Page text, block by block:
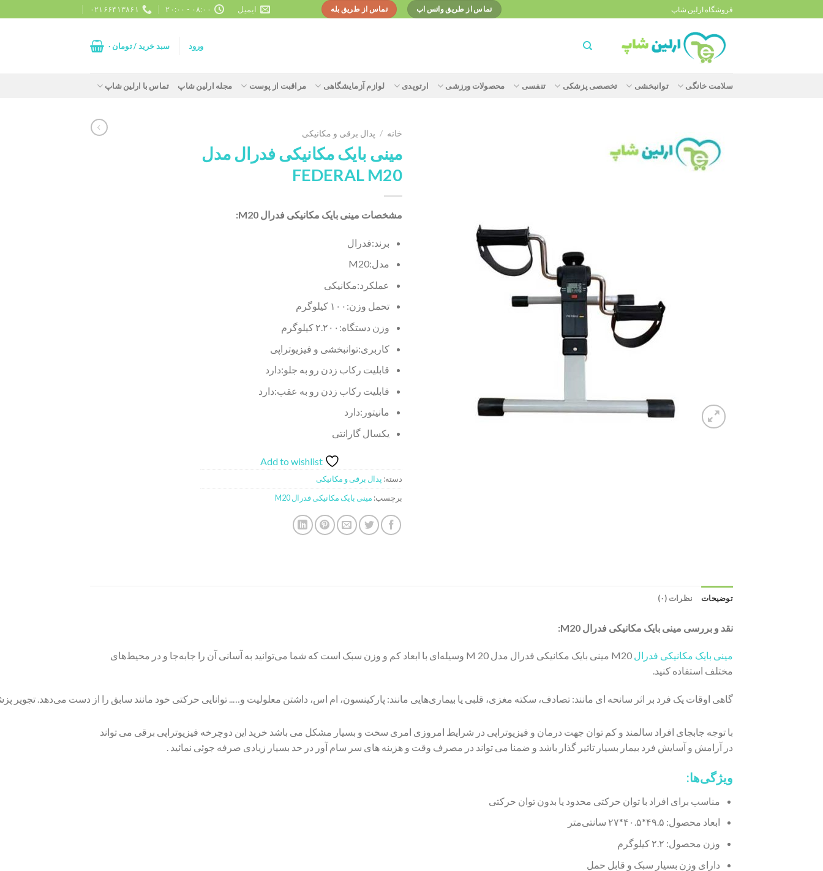
to
فروشگاه ارلین شاپ تماس از طریق واتس اپ تماس از طریق بله ایمیل ۰۸:۰۰ - ۲۰:۰۰ ۰۲۱۶۶۴۱۳۸۶۱
ورود سبد خرید /تومان ۰
سلامت خانگی توانبخشی تخصصی پزشکی تنفسی محصولات ورزشی ارتوپدی لوازم آزمایشگاهی مراقبت از پوست مجله ارلین شاپ تماس با ارلین شاپ
خانه / پدال برقی و مکانیکی
مینی بایک مکانیکی فدرال مدل
FEDERAL M20
مشخصات مینی بایک مکانیکی فدرال M20:
برند:فدرال
مدل:M20
عملکرد:مکانیکی
تحمل وزن: ۱۰۰ کیلوگرم
وزن دستگاه: ۲.۲۰۰ کیلوگرم
کاربری:توانبخشی و فیزیوتراپی
قابلیت رکاب زدن رو به جلو:دارد
قابلیت رکاب زدن رو به عقب:دارد
مانیتور:دارد
یکسال گارانتی
Add to wishlist
دسته: پدال برقی و مکانیکی
برچسب: مینی بایک مکانیکی فدرال M20
توضیحات نظرات (۰)
نقد و بررسی مینی بایک مکانیکی فدرال M20:
مینی بایک مکانیکی فدرال
M20 مینی بایک مکانیکی فدرال مدل M 20 وسیله‌ای با ابعاد کم و وزن سبک است که شما می‌توانید به آسانی آن را جابه‌جا و در محیط‌های
مختلف استفاده کنید.
گاهی اوقات یک فرد بر اثر سانحه ای مانند: تصادف، سکته مغزی، قلبی یا بیماری‌هایی مانند: پارکینسون، ام اس، داشتن معلولیت و….. توانایی حرکتی خود مانند سابق را از دست می‌دهد. تجویر
با توجه جابجای افراد سالمند و کم توان جهت درمان و فیزیوتراپی در شرایط امروزی امری سخت و بسیار مشکل می باشد خرید این دوچرخه فیزیوتراپی برقی می تواند
در آرامش و آسایش فرد بیمار بسیار تاثیر گذار باشد و ضمنا می تواند در مصرف وقت و هزینه های سر سام آور در حد بسیار زیادی صرفه جوئی نمائید .
ویژگی‌ها:
مناسب برای افراد با توان حرکتی محدود یا بدون توان حرکتی
ابعاد محصول: ۴۹.۵*۴۰.۵*۲۷ سانتی‌متر
وزن محصول: ۲.۲ کیلوگرم
دارای وزن بسیار سبک و قابل حمل